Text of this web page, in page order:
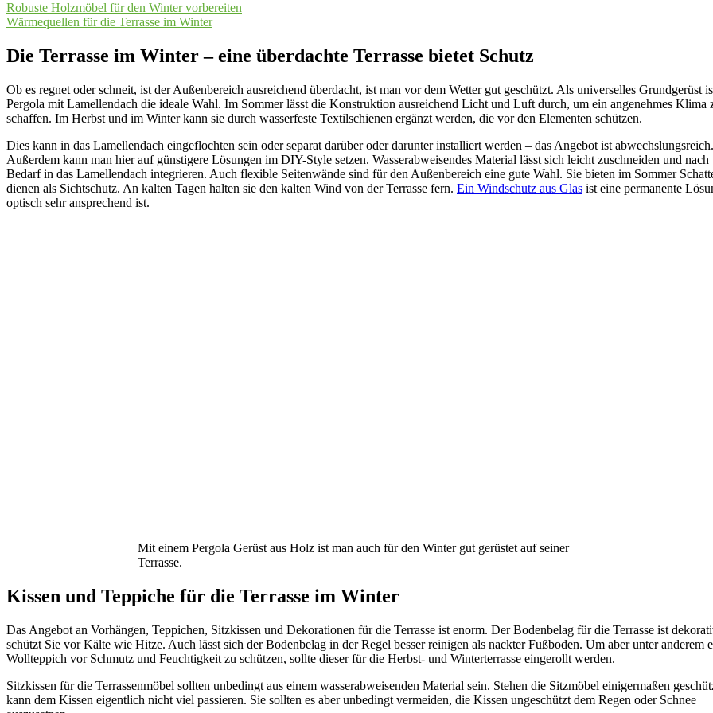
Robuste Holzmöbel für den Winter vorbereiten
Wärmequellen für die Terrasse im Winter
Die Terrasse im Winter – eine überdachte Terrasse bietet Schutz
Ob es regnet oder schneit, ist der Außenbereich ausreichend überdacht, ist man vor dem Wetter gut geschützt. Als universelles Grundgerüst
Pergola mit Lamellendach die ideale Wahl. Im Sommer lässt die Konstruktion ausreichend Licht und Luft durch, um ein angenehmes Klima
schaffen. Im Herbst und im Winter kann sie durch wasserfeste Textilschienen ergänzt werden, die vor den Elementen schützen.
Dies kann in das Lamellendach eingeflochten sein oder separat darüber oder darunter installiert werden – das Angebot ist abwechslungsreich.
Außerdem kann man hier auf günstigere Lösungen im DIY-Style setzen. Wasserabweisendes Material lässt sich leicht zuschneiden und nach
Bedarf in das Lamellendach integrieren. Auch flexible Seitenwände sind für den Außenbereich eine gute Wahl. Sie bieten im Sommer
dienen als Sichtschutz. An kalten Tagen halten sie den kalten Wind von der Terrasse fern. Ein Windschutz aus Glas ist eine permanente
optisch sehr ansprechend ist.
Mit einem Pergola Gerüst aus Holz ist man auch für den Winter gut gerüstet auf seiner
Terrasse.
Kissen und Teppiche für die Terrasse im Winter
Das Angebot an Vorhängen, Teppichen, Sitzkissen und Dekorationen für die Terrasse ist enorm. Der Bodenbelag für die Terrasse ist
schützt Sie vor Kälte wie Hitze. Auch lässt sich der Bodenbelag in der Regel besser reinigen als nackter Fußboden. Um aber unter anderem
Wollteppich vor Schmutz und Feuchtigkeit zu schützen, sollte dieser für die Herbst- und Winterterrasse eingerollt werden.
Sitzkissen für die Terrassenmöbel sollten unbedingt aus einem wasserabweisenden Material sein. Stehen die Sitzmöbel einigermaßen
kann dem Kissen eigentlich nicht viel passieren. Sie sollten es aber unbedingt vermeiden, die Kissen ungeschützt dem Regen oder Schnee